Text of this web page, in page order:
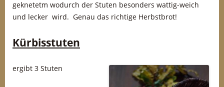
geknetetm wodurch der Stuten besonders wattig-weich
und lecker wird. Genau das richtige Herbstbrot!
Kürbisstuten
ergibt 3 Stuten